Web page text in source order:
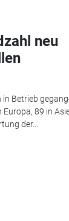
neu
Betrieb
89 in
der...